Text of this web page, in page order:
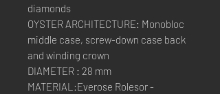
diamonds
OYSTER ARCHITECTURE: Monobloc
middle case, screw-down case back
and winding crown
DIAMETER : 28 mm
MATERIAL:Everose Rolesor -